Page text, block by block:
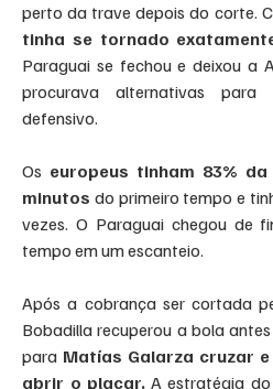
perto da trave depois do corte.
tinha se tornado
Paraguai se fechou e deixou a
procurava alternativas
defensivo.
Os europeus tinham 83%
minutos do primeiro tempo e
vezes. O Paraguai chegou de
tempo em um escanteio.
Após a cobrança ser cortada
Bobadilla recuperou a bola
para Matías Galarza cruzar
abrir o placar. A estratégia do